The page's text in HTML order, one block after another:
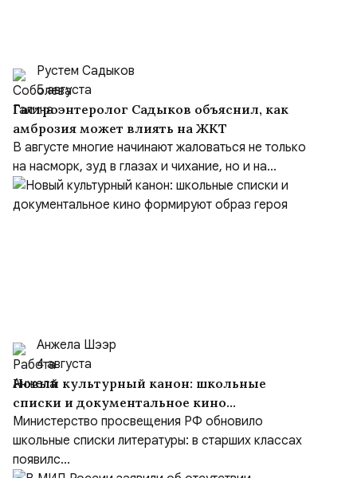
Рустем Садыков
5 августа
Гастроэнтеролог Садыков объяснил, как
амброзия может влиять на ЖКТ
В августе многие начинают жаловаться не только
на насморк, зуд в глазах и чихание, но и на...
Анжела Шээр
4 августа
Новый культурный канон: школьные
списки и документальное кино
формируют образ героя
Министерство просвещения РФ обновило
школьные списки литературы: в старших классах
появилс...